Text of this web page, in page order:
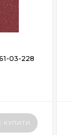
03-228
КУПИТИ